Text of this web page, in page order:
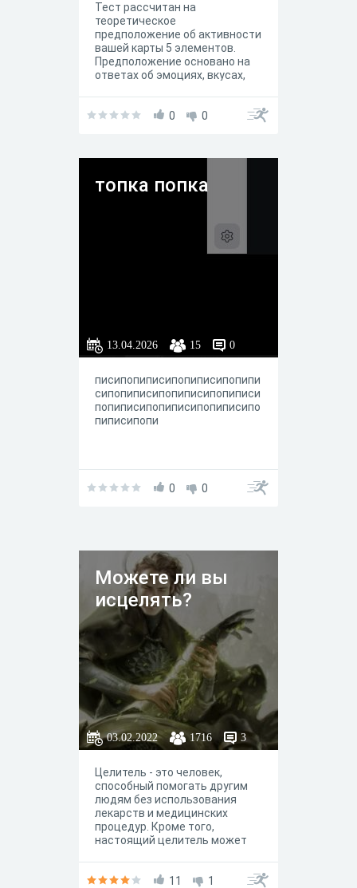
Тест рассчитан на
теоретическое
предположение об активности
вашей карты 5 элементов.
Предположение основано на
ответах об эмоциях, вкусах,
характера :)
0 0
топка попка
13.04.2026 15 0
писипопиписипопиписипопипи
сипопиписипопиписипопиписи
попиписипопиписипопиписипо
пиписипопи
0 0
Можете ли вы
исцелять?
03.02.2022 1716 3
Целитель - это человек,
способный помогать другим
людям без использования
лекарств и медицинских
процедур. Кроме того,
настоящий целитель может
даже определять его
11 1